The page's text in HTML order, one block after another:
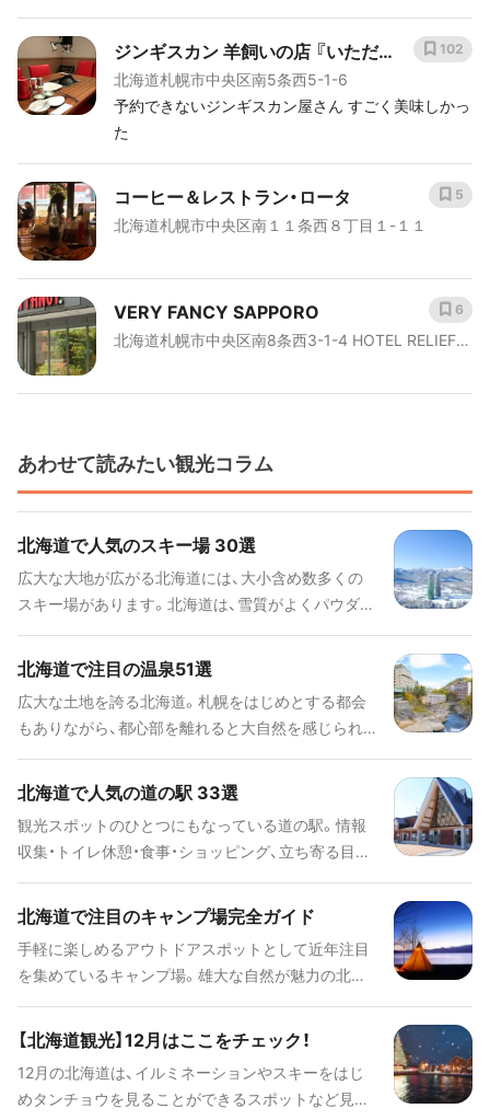
ジンギスカン 羊飼いの店 『いただき
ます。』
北海道札幌市中央区南5条西5-1-6
予約できないジンギスカン屋さん すごく美味しかっ
た
102
コーヒー＆レストラン・ロータ
北海道札幌市中央区南１１条西８丁目１-１１
5
VERY FANCY SAPPORO
北海道札幌市中央区南8条西3-1-4 HOTEL RELIEF札
6
あわせて読みたい観光コラム
北海道で人気のスキー場 30選
広大な大地が広がる北海道には、大小含め数多くの
スキー場があります。北海道は、雪質がよくパウダー
ーファンが毎年訪れています。そんな人気の北海道
のスキー場をエリア別にご紹介します。
北海道で注目の温泉51選
広大な土地を誇る北海道。札幌をはじめとする都会
もありながら、都心部を離れると大自然を感じられ
地です。今回はそんな北海道で注目すべき温泉を51
ヵ所ピックアップしてご紹介いたします。日本で最
北端にある温泉「童夢」や、珍しい"モールの湯"が湧
出している「十勝川温泉」など、それぞれ特徴が違う
ので自分に合った温泉をぜひ見つけてください！
北海道で人気の道の駅 33選
観光スポットのひとつにもなっている道の駅。情報
収集・トイレ休憩・食事・ショッピング、立ち寄る目的
旅の疲れを癒してくれる温泉がある施設もありま
す。ここでは、北海道で人気の高い「道の駅」をエリ
アごとに紹介しています。
北海道で注目のキャンプ場完全ガイド
手軽に楽しめるアウトドアスポットとして近年注目
を集めているキャンプ場。雄大な自然が魅力の北海
介します。ぜひこのコラムを参考に、足を運んでみて
くださいね！
【北海道観光】12月はここをチェック！
12月の北海道は、イルミネーションやスキーをはじ
めタンチョウを見ることができるスポットなど見ど